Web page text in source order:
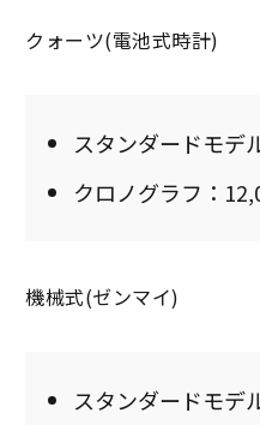
クォーツ(電池式時計)
スタンダードモデ
クロノグラフ：
機械式(ゼンマイ)
スタンダードモデ